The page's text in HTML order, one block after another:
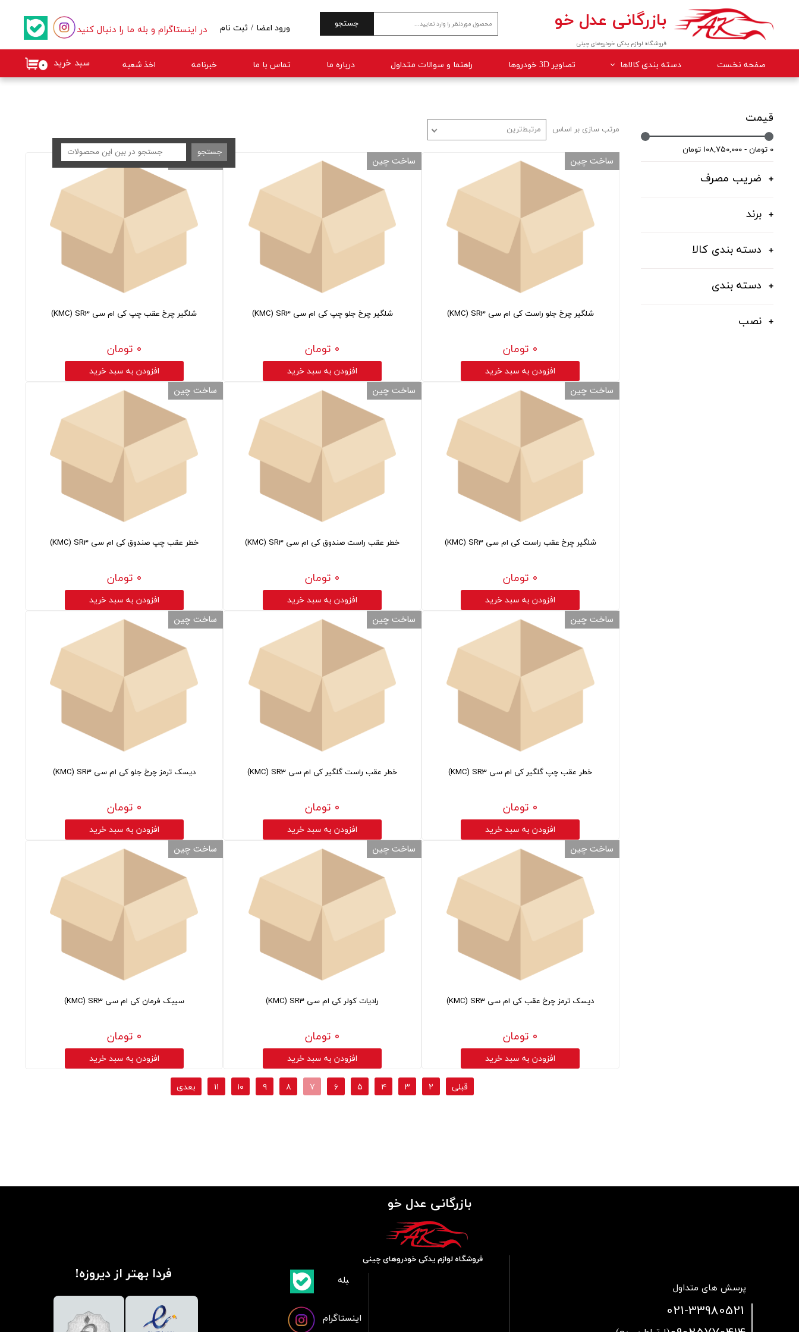
فروشگاه لوازم یدکی خودروهای چینی
بازرگانی عدل خو جستجو
صفحه نخست دسته بندی کالاها
جلوبندی
تصاویر 3D خودروها راهنما و سوالات متداول درباره ما تماس با ما خبرنامه اخذ شعبه ۰ سبد خرید
در اینستاگرام و بله ما را دنبال کنید ورود اعضا / ثبت نام
تغییر گذر واژه
مرتب سازی بر اساس
مرتبط‌ترین
شلگیر چرخ جلو راست کی ام سی KMC) SR3)
۰ تومان
افزودن به سبد خرید
ساخت چین
شلگیر چرخ جلو چپ کی ام سی KMC) SR3)
۰ تومان
افزودن به سبد خرید
ساخت چین
شلگیر چرخ عقب چپ کی ام سی KMC) SR3)
۰ تومان
افزودن به سبد خرید
ساخت چین
شلگیر چرخ عقب راست کی ام سی KMC) SR3)
۰ تومان
افزودن به سبد خرید
ساخت چین
خطر عقب راست صندوق کی ام سی KMC) SR3)
۰ تومان
افزودن به سبد خرید
ساخت چین
خطر عقب چپ صندوق کی ام سی KMC) SR3)
۰ تومان
افزودن به سبد خرید
ساخت چین
خطر عقب چپ گلگیر کی ام سی KMC) SR3)
۰ تومان
افزودن به سبد خرید
ساخت چین
خطر عقب راست گلگیر کی ام سی KMC) SR3)
۰ تومان
افزودن به سبد خرید
ساخت چین
دیسک ترمز چرخ جلو کی ام سی KMC) SR3)
۰ تومان
افزودن به سبد خرید
ساخت چین
دیسک ترمز چرخ عقب کی ام سی KMC) SR3)
۰ تومان
افزودن به سبد خرید
ساخت چین
رادیات کولر کی ام سی KMC) SR3)
۰ تومان
افزودن به سبد خرید
ساخت چین
سیبک فرمان کی ام سی KMC) SR3)
۰ تومان
افزودن به سبد خرید
ساخت چین
قبلی ۲ ۳ ۴ ۵ ۶ ۷ ۸ ۹ ۱۰ ۱۱ بعدی
جستجو
قیمت
۰ تومان - ۱۰۸,۷۵۰,۰۰۰ تومان
ضریب مصرف
برند
دسته بندی کالا
دسته بندی
نصب
پرسش های متداول
021-33980521
بازرگانی عدل خو
فردا بهتر از دیروزه!
فروشگاه لوازم یدکی خودروهای چینی
اینستاگرام
​بلبله​​​​​​​بله